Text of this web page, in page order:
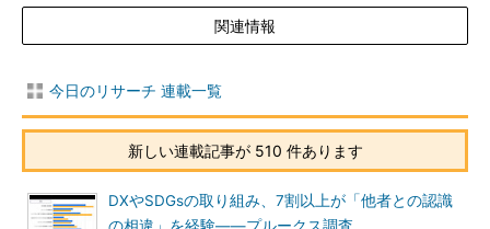
関連情報
今日のリサーチ 連載一覧
新しい連載記事が 510 件あります
DXやSDGsの取り組み、7割以上が「他者との認識